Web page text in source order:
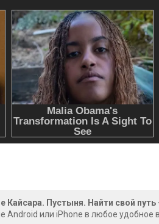
Кайсара. Пустыня. Найти свой
Android или iPhone в любое удобное